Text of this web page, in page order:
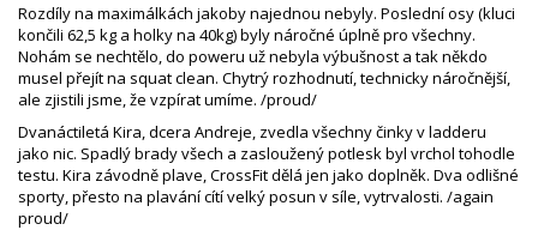
Rozdíly na maximálkách jakoby najednou nebyly. Poslední osy (kluci
končili 62,5 kg a holky na 40kg) byly náročné úplně pro všechny.
Nohám se nechtělo, do poweru už nebyla výbušnost a tak někdo
musel přejít na squat clean. Chytrý rozhodnutí, technicky náročnější,
ale zjistili jsme, že vzpírat umíme. /proud/
Dvanáctiletá Kira, dcera Andreje, zvedla všechny činky v ladderu
jako nic. Spadlý brady všech a zasloužený potlesk byl vrchol tohodle
testu. Kira závodně plave, CrossFit dělá jen jako doplněk. Dva odlišné
sporty, přesto na plavání cítí velký posun v síle, vytrvalosti. /again
proud/